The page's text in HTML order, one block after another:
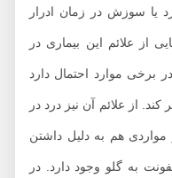
در زمان ادرار
این بیماری در
موارد احتمال دارد
علائم آن نیز درد در
هم به دلیل داشتن
گلو وجود دارد. در